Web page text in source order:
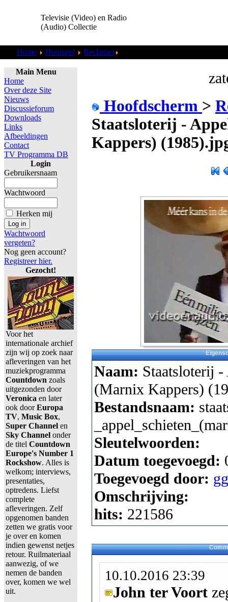
Televisie (Video) en Radio
(Audio) Collectie
Home Hoorspel Reclames
Main Menu
Home
Over deze Site
Nieuws
Discussieforum
Downloads
Links
Afbeeldingen
Contact
TV Programma DB
Login
Gebruikersnaam
Wachtwoord
Herken mij
Wachtwoord
vergeten?
Nog geen account?
Registreer hier.
Gezocht!
Voor het
internationale archief
zijn wij op zoek naar
afleveringen van het
muziekprogramma
Countdown zoals
uitgezonden door
Veronica en later
ook doorEuropa
TV, Music Box,
Super Channel en
Sky Channel onder
de titel Countdown
Europe's Number 1
Rockshow. Alles is
welkom; interviews,
presentaties,
optredens. Liefst
complete
afleveringen. Zelf
opgenomen banden
zetten we gratis voor
je over en komen
indien gewenst netjes
retour. Ruilmateriaal
aanwezig, of we
nemen de banden
over, komen we wel
uit.
Hoofdscherm >
Staatsloterij -
Kappers)
Naam: Staatsloterij
(Marnix Kappers)
Bestandsnaam:
Sleutelwoorden:
Datum toegevoegd:
Toegevoegd door:
Omschrijving:
hits: 221586
10.10.2016 23:39
John ter Voort